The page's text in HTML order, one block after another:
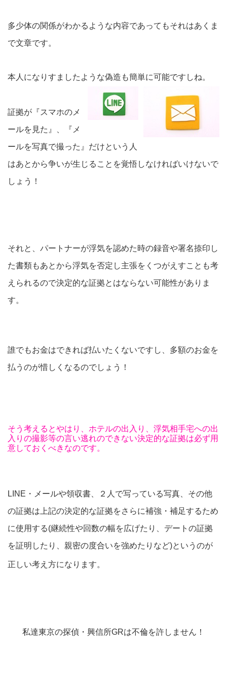
多少体の関係がわかるような内容であってもそれはあくま
で文章です。
本人になりすましたような偽造も簡単に可能ですしね。
証拠が『スマホのメ
ールを見た』、『メ
ールを写真で撮った』だけという人
はあとから争いが生じることを覚悟しなければいけないで
しょう！
それと、パートナーが浮気を認めた時の録音や署名捺印し
た書類もあとから浮気を否定し主張をくつがえすことも考
えられるので決定的な証拠とはならない可能性がありま
す。
誰でもお金はできれば払いたくないですし、多額のお金を
払うのが惜しくなるのでしょう！
そう考えるとやはり、ホテルの出入り、浮気相手宅への出
入りの撮影等の言い逃れのできない決定的な証拠は必ず用
意しておくべきなのです。
LINE ・メールや領収書、２人で写っている写真、その他
の証拠は上記の決定的な証拠をさらに補強・補足するため
に使用する(継続性や回数の幅を広げたり、デートの証拠
を証明したり、親密の度合いを強めたりなど)というのが
正しい考え方になります。
私達東京の探偵・興信所GRは不倫を許しません！